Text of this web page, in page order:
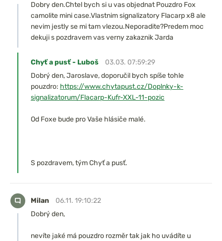
Dobry den.Chtel bych si u vas objednat Pouzdro Fox
camolite mini case.Vlastnim signalizatory Flacarp x8 ale
nevim jestly se mi tam vlezou.Neporadite?Predem moc
dekuji s pozdravem vas verny zakaznik Jarda
Chyť a pusť - Luboš
03.03. 07:59:29
Dobrý den, Jaroslave, doporučil bych spíše tohle
pouzdro: https://www.chytapust.cz/Doplnky-k-
signalizatorum/Flacarp-Kufr-XXL-11-pozic
Od Foxe bude pro Vaše hlásiče malé.
S pozdravem, tým Chyť a pusť.
Milan
06.11. 19:10:22
Dobrý den,
nevíte jaké má pouzdro rozměr tak jak ho uvádíte u